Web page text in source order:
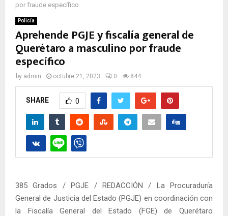
por fraude específico
Policía
Aprehende PGJE y fiscalía general de
Querétaro a masculino por fraude
específico
by admin octubre 21, 2023 0 844
SHARE 0
385 Grados / PGJE / REDACCIÓN / La Procuraduría
General de Justicia del Estado (PGJE) en coordinación con
la Fiscalía General del Estado (FGE) de Querétaro